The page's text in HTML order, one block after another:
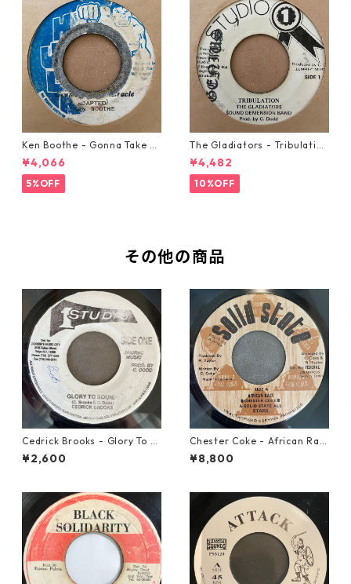
Ken Boothe - Gonna Take A
Miracle【7-21362】
¥4,066
5%OFF
The Gladiators - Tribulation
【7-21365】
¥4,482
10%OFF
その他の商品
Cedrick Brooks - Glory To S
ounds【7-21786】
¥2,600
Chester Coke - African Rac
e【7-21819】
¥8,800